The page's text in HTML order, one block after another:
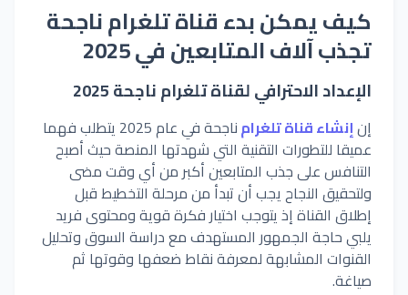
كيف يمكن بدء قناة تلغرام ناجحة
تجذب آلاف المتابعين في2025
الإعداد الاحترافي لقناة تلغرام ناجحة2025
إنإنشاء قناة تلغرامناجحة في عام2025 يتطلب فهما
عميقا للتطورات التقنية التي شهدتها المنصة حيث أصبح
التنافس على جذب المتابعين أكبر من أي وقت مضى
ولتحقيق النجاح يجب أن تبدأ من مرحلة التخطيط قبل
إطلاق القناة إذ يتوجب اختيار فكرة قوية ومحتوى فريد
يلبي حاجة الجمهور المستهدف مع دراسة السوق وتحليل
القنوات المشابهة لمعرفة نقاط ضعفها وقوتها ثم
صياغة.